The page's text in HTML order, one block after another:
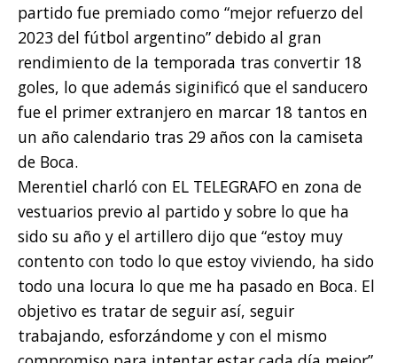
partido fue premiado como “mejor refuerzo del
2023 del fútbol argentino” debido al gran
rendimiento de la temporada tras convertir 18
goles, lo que además siginificó que el sanducero
fue el primer extranjero en marcar 18 tantos en
un año calendario tras 29 años con la camiseta
de Boca.
Merentiel charló con EL TELEGRAFO en zona de
vestuarios previo al partido y sobre lo que ha
sido su año y el artillero dijo que “estoy muy
contento con todo lo que estoy viviendo, ha sido
todo una locura lo que me ha pasado en Boca. El
objetivo es tratar de seguir así, seguir
trabajando, esforzándome y con el mismo